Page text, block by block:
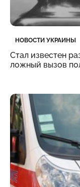
Категория
НОВОСТИ УКРАИНЫ
Дата публикации
Стал известен
ложный вызов